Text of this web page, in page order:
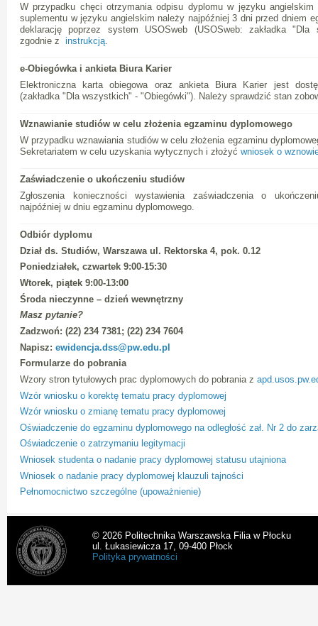
W przypadku chęci otrzymania odpisu dyplomu w języku
suplementu w języku angielskim należy najpóźniej 3 dni przed dniem
deklarację poprzez system USOSweb (USOSweb: zakładka "Dla
zgodnie z instrukcją
e-Obiegówka i ankieta Biura Karier
Elektroniczna karta obiegowa oraz ankieta Biura Karier jest
(zakładka "Dla wszystkich" - "Obiegówki"). Należy sprawdzić stan
Wznawianie studiów w celu złożenia egzaminu dyplomowego
W przypadku wznawiania studiów w celu złożenia egzaminu
Sekretariatem w celu uzyskania wytycznych i złożyć wniosek o
Zaświadczenie o ukończeniu studiów
Zgłoszenia konieczności wystawienia zaświadczenia o
najpóźniej w dniu egzaminu dyplomowego.
Odbiór dyplomu
Dział ds. Studiów, Warszawa ul. Rektorska 4, pok. 0.12
Poniedziałek, czwartek 9:00-15:30
Wtorek, piątek 9:00-13:00
Środa nieczynne – dzień wewnętrzny
Masz pytanie?
Zadzwoń: (22) 234 7381; (22) 234 7604
Napisz: ewidencja.dss@pw.edu.pl
Formularze do pobrania
Wzory stron tytułowych prac dyplomowych do pobrania z
Wzór wniosku o korektę tematu pracy dyplomowej
Wzór wniosku o zmianę tematu pracy dyplomowej
Oświadczenie do egzaminu dyplomowego na odległość zał. Nr 2 do
Oświadczenie o zatrzymaniu legitymacji
Wniosek studenta o nadanie pracy dyplomowej statusu utajniona
Wniosek o nadanie pracy dyplomowej klauzuli tajności
Pełnomocnictwo szczególne (upoważnienie)
© 2026 Politechnika Warszawska Filia w Płocku
ul. Łukasiewicza 17, 09-400 Płock
Polityka prywatności